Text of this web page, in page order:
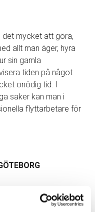
mycket att göra,
allt man äger, hyra
sin gamla
tiden på något
onödig tid. I
saker kan man i
flyttarbetare för
själv så är
en flyttfirma. Dels